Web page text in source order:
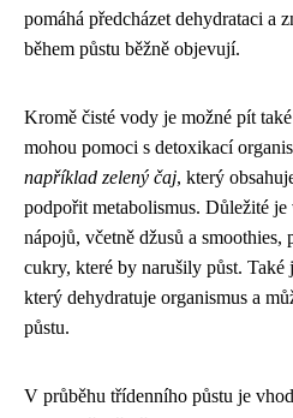
pomáhá předcházet dehydrataci a
během půstu běžně objevují.
Kromě čisté vody je možné pít
mohou pomoci s detoxikací
například zelený čaj, který
podpořit metabolismus. Důležité
nápojů, včetně džusů a smoothies,
cukry, které by narušily půst.
který dehydratuje organismus a
půstu.
V průběhu třídenního půstu je